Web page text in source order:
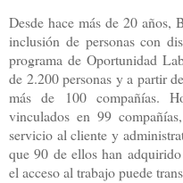
Desde hace más de 20 años,
inclusión de personas con
programa de Oportunidad
de 2.200 personas y a partir
más de 100 compañías.
vinculados en 99
servicio al cliente y
que 90 de ellos han
el acceso al trabajo puede